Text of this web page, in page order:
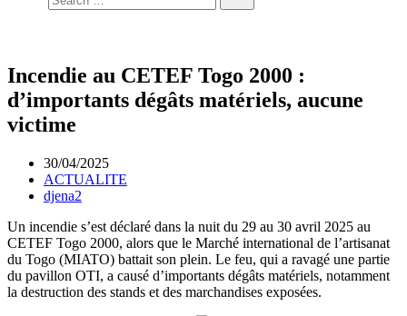
Incendie au CETEF Togo 2000 :
d’importants dégâts matériels, aucune
victime
30/04/2025
ACTUALITE
djena2
Un incendie s’est déclaré dans la nuit du 29 au 30 avril 2025 au
CETEF Togo 2000, alors que le Marché international de l’artisanat
du Togo (MIATO) battait son plein. Le feu, qui a ravagé une partie
du pavillon OTI, a causé d’importants dégâts matériels, notamment
la destruction des stands et des marchandises exposées.